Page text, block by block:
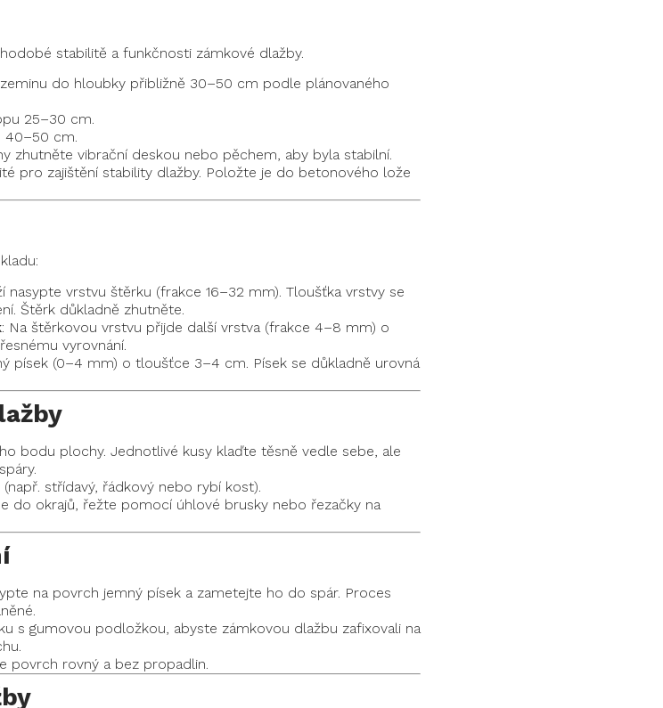
stabilitě a funkčnosti zámkové dlažby.
do hloubky přibližně 30–50 cm podle plánovaného
25–30 cm.
40–50 cm.
zhutněte vibrační deskou nebo pěchem, aby byla stabilní.
pro zajištění stability dlažby. Položte je do betonového lože
nasypte vrstvu štěrku (frakce 16–32 mm). Tloušťka vrstvy se
Štěrk důkladně zhutněte.
: Na štěrkovou vrstvu přijde další vrstva (frakce 4–8 mm) o
vyrovnání.
písek (0–4 mm) o tloušťce 3–4 cm. Písek se důkladně urovná
bodu plochy. Jednotlivé kusy klaďte těsně vedle sebe, ale
střídavý, řádkový nebo rybí kost).
do okrajů, řežte pomocí úhlové brusky nebo řezačky na
na povrch jemný písek a zametejte ho do spár. Proces
s gumovou podložkou, abyste zámkovou dlažbu zafixovali na
povrch rovný a bez propadlin.